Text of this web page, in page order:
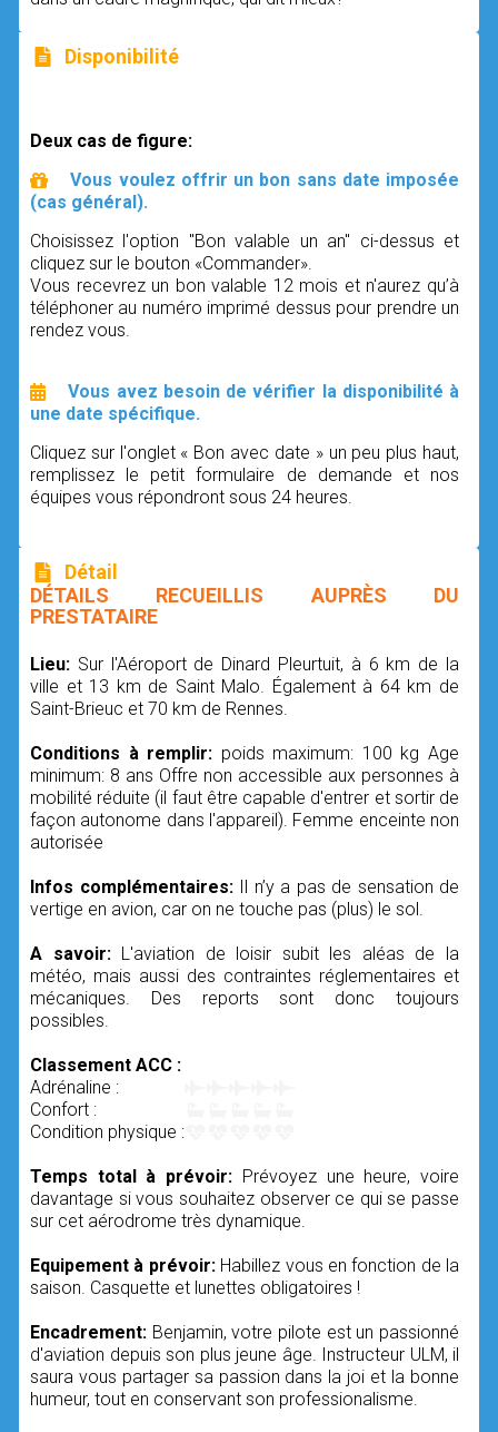
Disponibilité
Deux cas de figure:
Vous voulez offrir un bon sans date imposée
(cas général).
Choisissez l'option "Bon valable un an" ci-dessus et
cliquez sur le bouton «Commander».
Vous recevrez un bon valable 12 mois et n'aurez qu’à
téléphoner au numéro imprimé dessus pour prendre un
rendez vous.
Vous avez besoin de vérifier la disponibilité à
une date spécifique.
Cliquez sur l'onglet « Bon avec date » un peu plus haut,
remplissez le petit formulaire de demande et nos
équipes vous répondront sous 24 heures.
Détail
DÉTAILS RECUEILLIS AUPRÈS DU
PRESTATAIRE
Lieu: Sur l'Aéroport de Dinard Pleurtuit, à 6 km de la
ville et 13 km de Saint Malo. Également à 64 km de
Saint-Brieuc et 70 km de Rennes.
Conditions à remplir: poids maximum: 100 kg Age
minimum: 8 ans Offre non accessible aux personnes à
mobilité réduite (il faut être capable d'entrer et sortir de
façon autonome dans l'appareil). Femme enceinte non
autorisée
Infos complémentaires: Il n’y a pas de sensation de
vertige en avion, car on ne touche pas (plus) le sol.
A savoir: L'aviation de loisir subit les aléas de la
météo, mais aussi des contraintes réglementaires et
mécaniques. Des reports sont donc toujours
possibles.
Classement ACC :
Adrénaline :
Confort :
Condition physique :
Temps total à prévoir: Prévoyez une heure, voire
davantage si vous souhaitez observer ce qui se passe
sur cet aérodrome très dynamique.
Equipement à prévoir: Habillez vous en fonction de la
saison. Casquette et lunettes obligatoires !
Encadrement: Benjamin, votre pilote est un passionné
d'aviation depuis son plus jeune âge. Instructeur ULM, il
saura vous partager sa passion dans la joi et la bonne
humeur, tout en conservant son professionalisme.